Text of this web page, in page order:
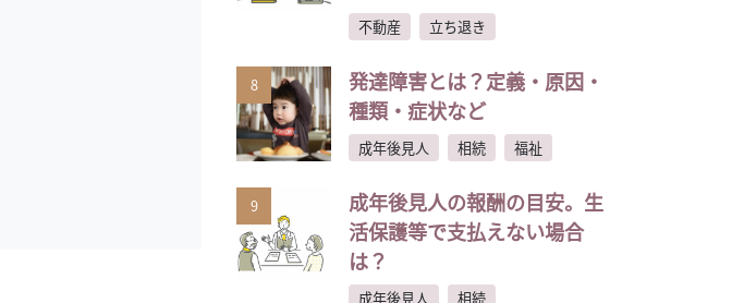
不動産 立ち退き
8
発達障害とは？定義・原因・
種類・症状など
成年後見人 相続 福祉
9
成年後見人の報酬の目安。生
活保護等で支払えない場合
は？
成年後見人 相続